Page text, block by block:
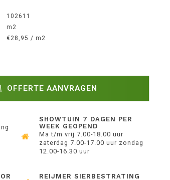
102611
m2
€28,95 / m2
OFFERTE AANVRAGEN
SHOWTUIN 7 DAGEN PER
WEEK GEOPEND
Ma t/m vrij 7.00-18.00 uur
zaterdag 7.00-17.00 uur zondag
12.00-16.30 uur
REIJMER SIERBESTRATING